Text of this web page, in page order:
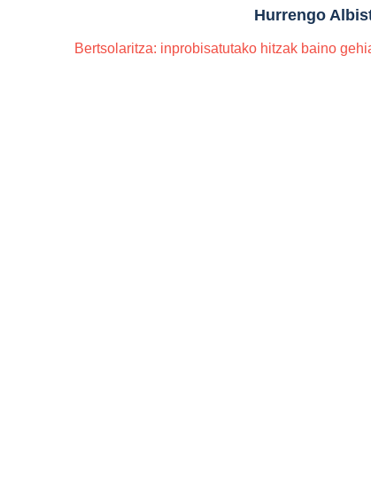
Hurrengo
Bertsolaritza: inprobisatutako hitzak baino